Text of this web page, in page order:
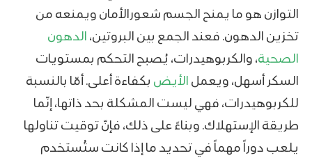
التوازن هو ما يمنح الجسم شعورالأمان ويمنعه من
تخزين الدهون. فعند الجمع بين البروتين، الدهون
الصحية، والكربوهيدرات، يُصبح التحكم بمستويات
السكر أسهل، ويعمل الأيض بكفاءة أعلى. أمّا بالنسبة
للكربوهيدرات، فهي ليست المشكلة بحد ذاتها، إنّما
طريقة الإستهلاك. وبناءً على ذلك، فإنّ توقيت تناولها
يلعب دوراً مهماً في تحديد ما إذا كانت ستُستخدم